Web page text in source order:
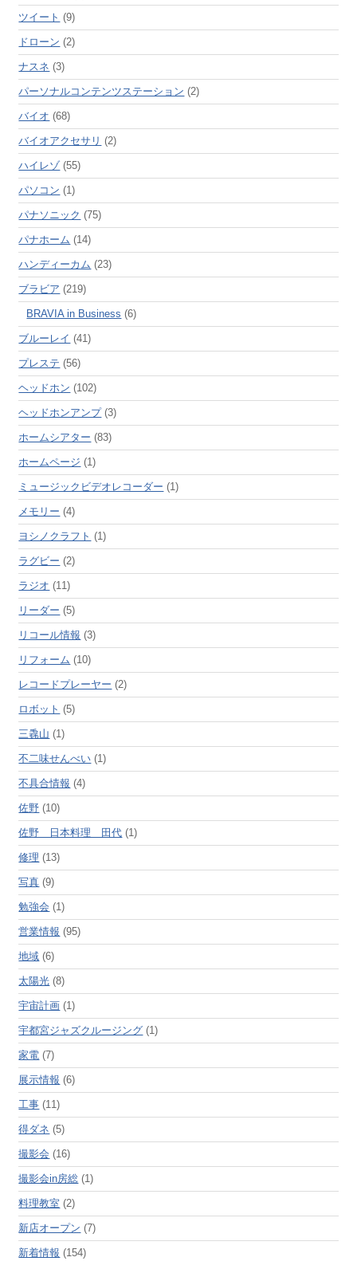
ツイート (9)
ドローン (2)
ナスネ (3)
パーソナルコンテンツステーション (2)
バイオ (68)
バイオアクセサリ (2)
ハイレゾ(55)
パソコン (1)
パナソニック (75)
パナホーム (14)
ハンディーカム (23)
ブラビア (219)
BRAVIA in Business (6)
ブルーレイ (41)
プレステ (56)
ヘッドホン (102)
ヘッドホンアンプ(3)
ホームシアター (83)
ホームページ (1)
ミュージックビデオレコーダー (1)
メモリー (4)
ヨシノクラフト (1)
ラグビー (2)
ラジオ (11)
リーダー (5)
リコール情報 (3)
リフォーム (10)
レコードプレーヤー (2)
ロボット (5)
三毳山 (1)
不二味せんべい (1)
不具合情報 (4)
佐野 (10)
佐野 日本料理 田代 (1)
修理 (13)
写真 (9)
勉強会 (1)
営業情報 (95)
地域 (6)
太陽光 (8)
宇宙計画 (1)
宇都宮ジャズクルージング (1)
家電 (7)
展示情報 (6)
工事 (11)
得ダネ (5)
撮影会 (16)
撮影会in房総 (1)
料理教室 (2)
新店オープン (7)
新着情報 (154)